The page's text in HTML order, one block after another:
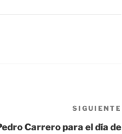
SIGUIENTE
Carrero para el día de